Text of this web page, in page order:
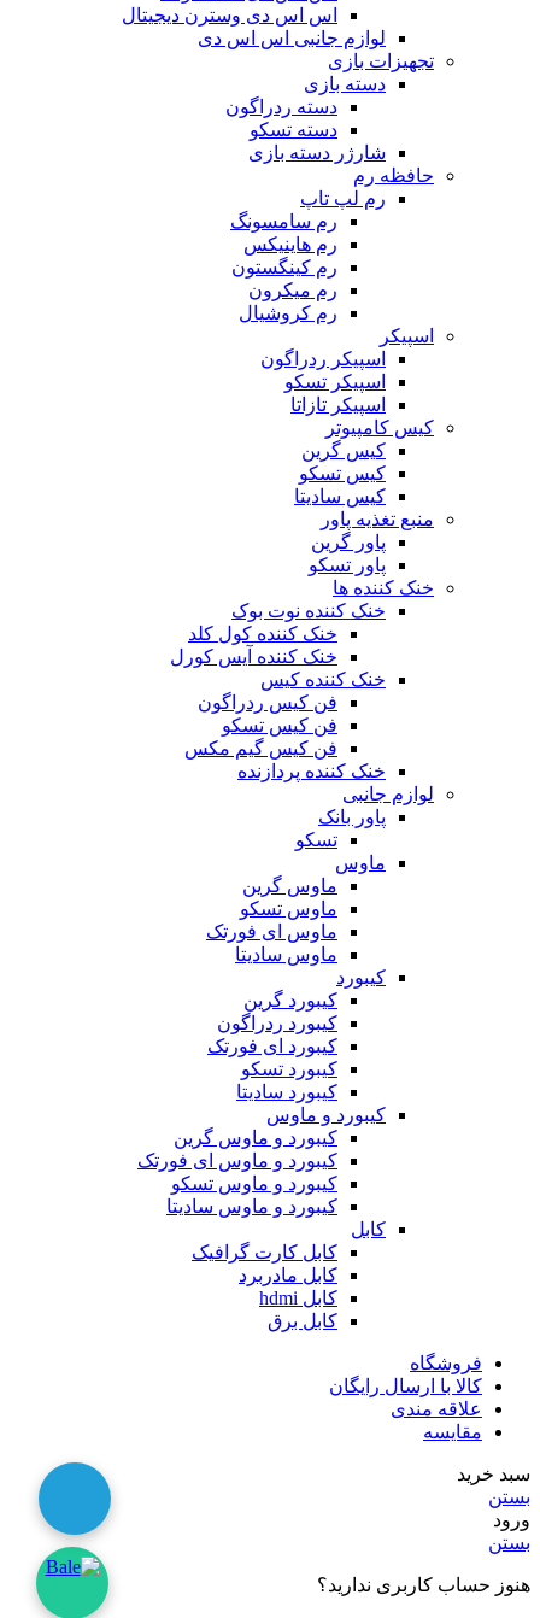
اس اس دی وسترن دیجیتال
لوازم جانبی اس اس دی
تجهیزات بازی
دسته بازی
دسته ردراگون
دسته تسکو
شارژر دسته بازی
حافظه رم
رم لپ تاپ
رم سامسونگ
رم هاینیکس
رم کینگستون
رم میکرون
رم کروشیال
اسپیکر
اسپیکر ردراگون
اسپیکر تسکو
اسپیکر تازاتا
کیس کامپیوتر
کیس گرین
کیس تسکو
کیس سادیتا
منبع تغذیه‌ پاور
پاور گرین
پاور تسکو
خنک کننده ها
خنک کننده نوت بوک
خنک کننده کول کلد
خنک کننده آیس کورل
خنک کننده کیس
فن کیس ردراگون
فن کیس تسکو
فن کیس گیم مکس
خنک کننده پردازنده
لوازم جانبی
پاور بانک
تسکو
ماوس
ماوس گرین
ماوس تسکو
ماوس ای فورتک
ماوس سادیتا
کیبورد
کیبورد گرین
کیبورد ردراگون
کیبورد ای فورتک
کیبورد تسکو
کیبورد سادیتا
کیبورد و ماوس
کیبورد و ماوس گرین
کیبورد و ماوس ای فورتک
کیبورد و ماوس تسکو
کیبورد و ماوس سادیتا
کابل
کابل کارت گرافیک
کابل مادربرد
کابل hdmi
کابل برق
فروشگاه
کالا با ارسال رایگان
علاقه مندی
مقایسه
سبد خرید
بستن
ورود
بستن
هنوز حساب کاربری ندارید؟